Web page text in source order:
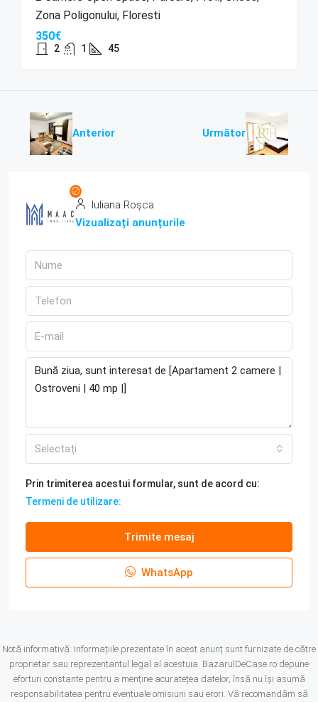
Zona Poligonului, Floresti
350€
2 1 45
Anterior Următor
Iuliana Roșca
Vizualizați anunțurile
Selectați
Prin trimiterea acestui formular, sunt de acord cu:
Termeni de utilizare:
Trimite mesaj
WhatsApp
Notă informativă: Informațiile prezentate în acest anunț sunt furnizate de către
proprietar sau reprezentantul legal al acestuia. BazarulDeCase.ro depune
eforturi constante pentru a menține acuratețea datelor, însă nu își asumă
responsabilitatea pentru eventuale omisiuni sau erori. Vă recomandăm să